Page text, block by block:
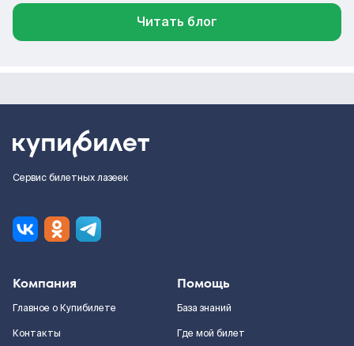
Читать блог
Сервис билетных лазеек
Компания
Главное о Купибилете
Контакты
Помощь
База знаний
Где мой билет